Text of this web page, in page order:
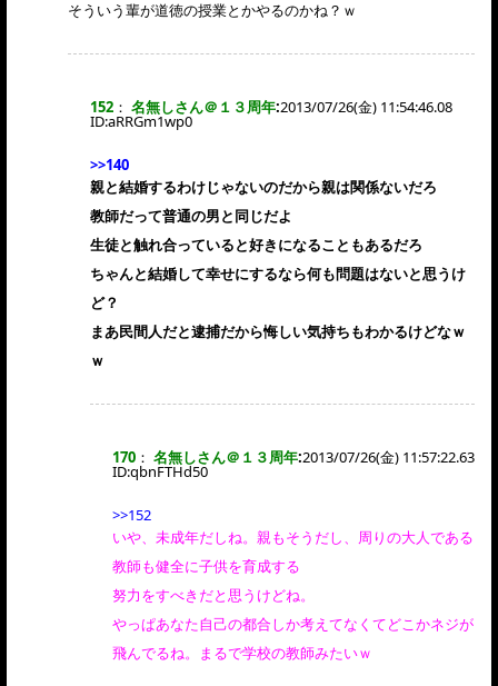
そういう輩が道徳の授業とかやるのかね？ｗ
152 ： 名無しさん＠１３周年:2013/07/26(金) 11:54:46.08
ID:aRRGm1wp0
>>140
親と結婚するわけじゃないのだから親は関係ないだろ
教師だって普通の男と同じだよ
生徒と触れ合っていると好きになることもあるだろ
ちゃんと結婚して幸せにするなら何も問題はないと思うけ
ど？
まあ民間人だと逮捕だから悔しい気持ちもわかるけどなｗ
ｗ
170 ： 名無しさん＠１３周年:2013/07/26(金) 11:57:22.63
ID:qbnFTHd50
>>152
いや、未成年だしね。親もそうだし、周りの大人である
教師も健全に子供を育成する
努力をすべきだと思うけどね。
やっぱあなた自己の都合しか考えてなくてどこかネジが
飛んでるね。まるで学校の教師みたいｗ